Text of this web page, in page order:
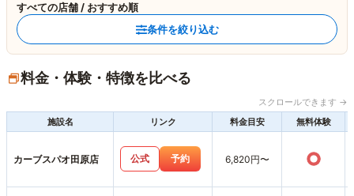
すべての店舗 / おすすめ順
条件を絞り込む
料金・体験・特徴を比べる
スクロールできます →
施設名
リンク 料金目安 無料体験
カーブスパオ田原店 公式 予約 6,820円〜 ○